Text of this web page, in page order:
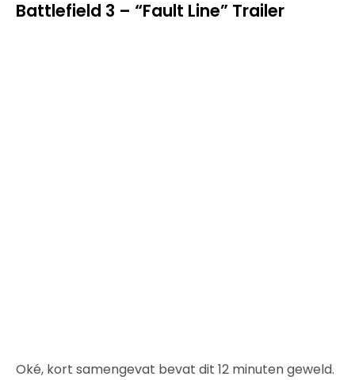
Battlefield 3 – “Fault Line” Trailer
Oké, kort samengevat bevat dit 12 minuten geweld.